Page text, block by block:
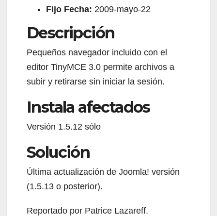
Fijo Fecha: 2009-mayo-22
Descripción
Pequeños navegador incluido con el
editor TinyMCE 3.0 permite archivos a
subir y retirarse sin iniciar la sesión.
Instala afectados
Versión 1.5.12 sólo
Solución
Última actualización de Joomla! versión
(1.5.13 o posterior).
Reportado por Patrice Lazareff.